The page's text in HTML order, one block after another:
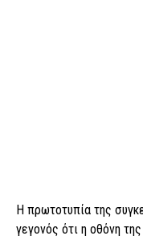
Η πρωτοτυπία της
γεγονός ότι η οθόνη